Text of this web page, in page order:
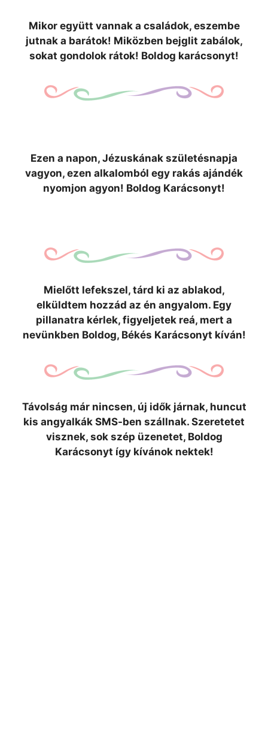
Mikor együtt vannak a családok, eszembe
jutnak a barátok! Miközben bejglit zabálok,
sokat gondolok rátok! Boldog karácsonyt!
Ezen a napon, Jézuskának születésnapja
vagyon, ezen alkalomból egy rakás ajándék
nyomjon agyon! Boldog Karácsonyt!
Mielőtt lefekszel, tárd ki az ablakod,
elküldtem hozzád az én angyalom. Egy
pillanatra kérlek, figyeljetek reá, mert a
nevünkben Boldog, Békés Karácsonyt kíván!
Távolság már nincsen, új idők járnak, huncut
kis angyalkák SMS-ben szállnak. Szeretetet
visznek, sok szép üzenetet, Boldog
Karácsonyt így kívánok nektek!